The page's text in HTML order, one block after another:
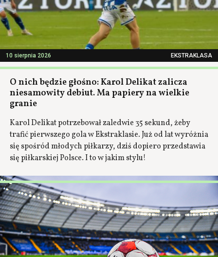
10 sierpnia 2026 EKSTRAKLASA
O nich będzie głośno: Karol Delikat zalicza
niesamowity debiut. Ma papiery na wielkie
granie
Karol Delikat potrzebował zaledwie 35 sekund, żeby
trafić pierwszego gola w Ekstraklasie. Już od lat wyróżnia
się spośród młodych piłkarzy, dziś dopiero przedstawia
się piłkarskiej Polsce. I to w jakim stylu!